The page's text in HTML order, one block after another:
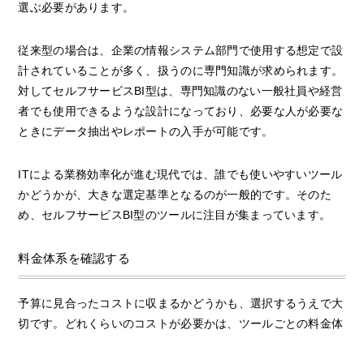
選ぶ必要があります。
従来型の場合は、企業の情報システム部門で使用する想定で設
計されていることが多く、扱うのに専門知識が求められます。
対してセルフサービスBI型は、専門知識のない一般社員や経営
者でも使用できるような設計になっており、必要な人が必要な
ときにデータ抽出やレポートの入手が可能です。
ITによる業務効率化が進む現代では、誰でも使いやすいツール
かどうかが、大きな選定基準となるのが一般的です。そのた
め、セルフサービスBI型のツールに注目が集まっています。
料金体系を確認する
予算に見合ったコストに収まるかどうかも、選択するうえで大
切です。どれくらいのコストが必要かは、ツールごとの料金体